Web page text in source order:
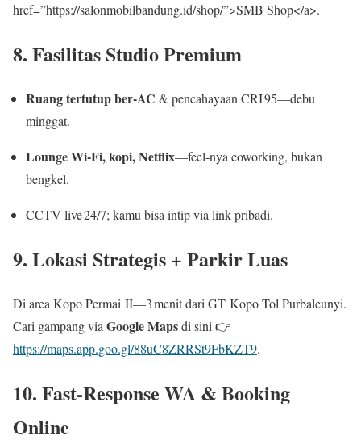
href=”https://salonmobilbandung.id/shop/”>SMB Shop</a>.
8. Fasilitas Studio Premium
Ruang tertutup ber‑AC & pencahayaan CRI 95—debu
minggat.
Lounge Wi‑Fi, kopi, Netflix—feel‑nya coworking, bukan
bengkel.
CCTV live 24/7; kamu bisa intip via link pribadi.
9. Lokasi Strategis + Parkir Luas
Di area Kopo Permai II—3 menit dari GT Kopo Tol Purbaleunyi.
Cari gampang via Google Mapsdi sini 👉
https://maps.app.goo.gl/88uC8ZRRSt9FbKZT9.
10. Fast‑Response WA & Booking
Online